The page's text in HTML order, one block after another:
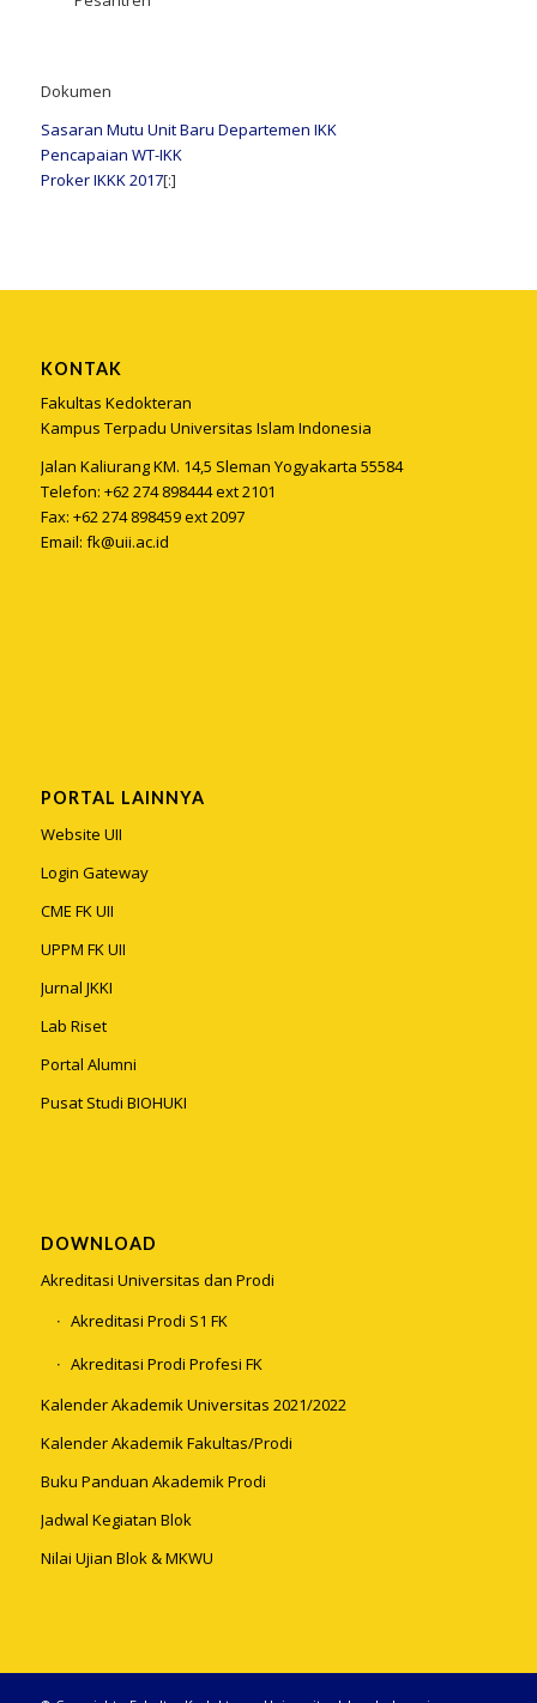
Dokumen
Sasaran Mutu Unit Baru Departemen IKK
Pencapaian WT-IKK
Proker IKKK 2017[:]
KONTAK
Fakultas Kedokteran
Kampus Terpadu Universitas Islam Indonesia
Jalan Kaliurang KM. 14,5 Sleman Yogyakarta 55584
Telefon: +62 274 898444 ext 2101
Fax: +62 274 898459 ext 2097
Email: fk@uii.ac.id
PORTAL LAINNYA
Website UII
Login Gateway
CME FK UII
UPPM FK UII
Jurnal JKKI
Lab Riset
Portal Alumni
Pusat Studi BIOHUKI
DOWNLOAD
Akreditasi Universitas dan Prodi
Akreditasi Prodi S1 FK
Akreditasi Prodi Profesi FK
Kalender Akademik Universitas 2021/2022
Kalender Akademik Fakultas/Prodi
Buku Panduan Akademik Prodi
Jadwal Kegiatan Blok
Nilai Ujian Blok & MKWU